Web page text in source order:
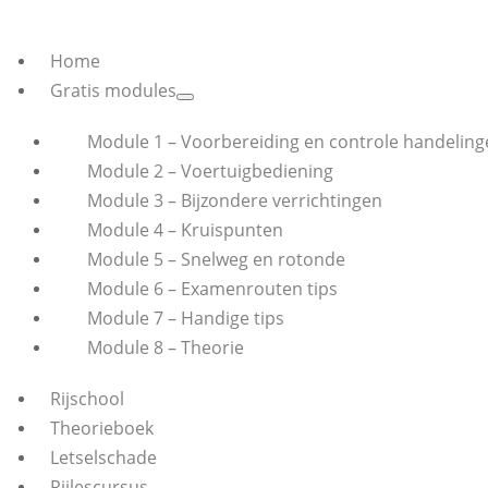
Home
Gratis modules
Module 1 – Voorbereiding en controle
Module 2 – Voertuigbediening
Module 3 – Bijzondere verrichtingen
Module 4 – Kruispunten
Module 5 – Snelweg en rotonde
Module 6 – Examenrouten tips
Module 7 – Handige tips
Module 8 – Theorie
Rijschool
Theorieboek
Letselschade